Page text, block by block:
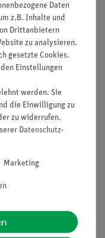
D.420 Plug
CNC-Fräse
Daten
z.B. Inhalte und
Drittanbietern
zu analysieren.
gesetzte Cookies.
Einstellungen
werden. Sie
die Einwilligung zu
zu widerrufen.
Daten­schutz­
Marketing